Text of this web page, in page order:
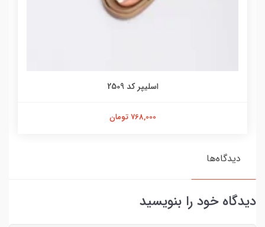
اسلیپر کد 2509
768,000 تومان
دیدگاه‌ها
دیدگاه خود را بنویسید